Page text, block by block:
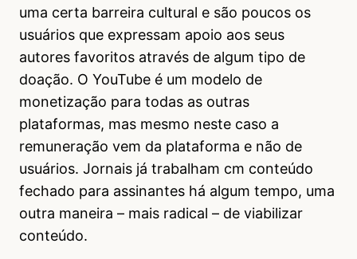
uma certa barreira cultural e são poucos os
usuários que expressam apoio aos seus
autores favoritos através de algum tipo de
doação. O YouTube é um modelo de
monetização para todas as outras
plataformas, mas mesmo neste caso a
remuneração vem da plataforma e não de
usuários. Jornais já trabalham cm conteúdo
fechado para assinantes há algum tempo, uma
outra maneira – mais radical – de viabilizar
conteúdo.